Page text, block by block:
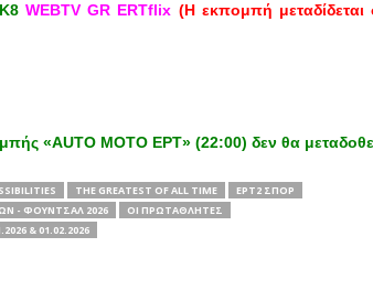
Κ8 WEBTV GR ERTflix (Η εκπομπή
«AUTO MOTO ΕΡΤ» (22:00) δεν θα
THE GREATEST OF ALL TIME
ΕΡΤ2 ΣΠΟΡ
- ΦΟΥΝΤΣΆΛ 2026
ΟΙ ΠΡΩΤΑΘΛΗΤΕΣ
& 01.02.2026